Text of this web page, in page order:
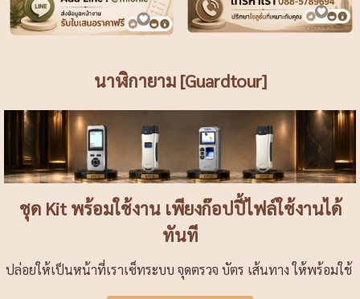
นาฬิกายาม [Guardtour]
ชุด Kit พร้อมใช้งาน เพียงก๊อปปี้ไฟล์ใช้งานได้
ทันที
ปล่อยให้เป็นหน้าที่เราเซ็ทระบบ จุดตรวจ บัตร เส้นทาง ให้พร้อมใช้